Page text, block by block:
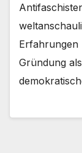
Erfahrungen
Gründung